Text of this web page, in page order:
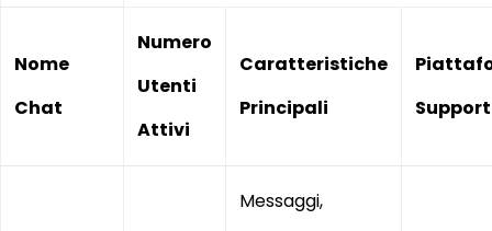
Nome
Chat
Numero
Utenti
Attivi
Caratteristiche
Principali
Messaggi,